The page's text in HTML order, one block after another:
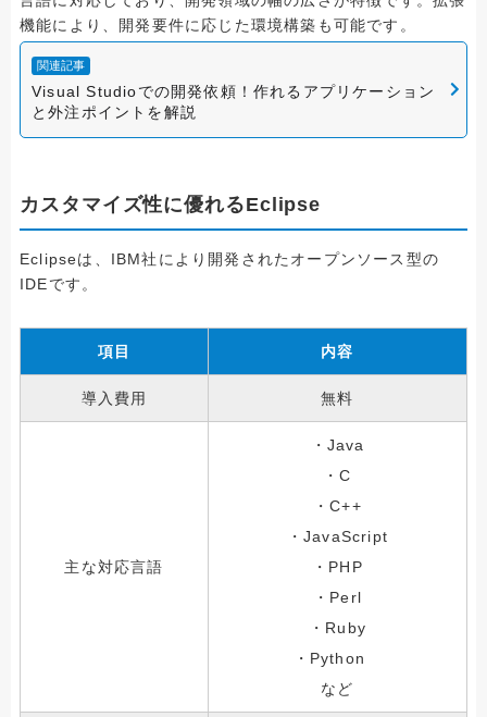
機能により、開発要件に応じた環境構築も可能です。
関連記事
Visual Studioでの開発依頼！作れるアプリケーション
と外注ポイントを解説
カスタマイズ性に優れるEclipse
Eclipseは、IBM社により開発されたオープンソース型の
IDEです。
項目 内容
導入費用 無料
主な対応言語
・Java
・C
・C++
・JavaScript
・PHP
・Perl
・Ruby
・Python
など